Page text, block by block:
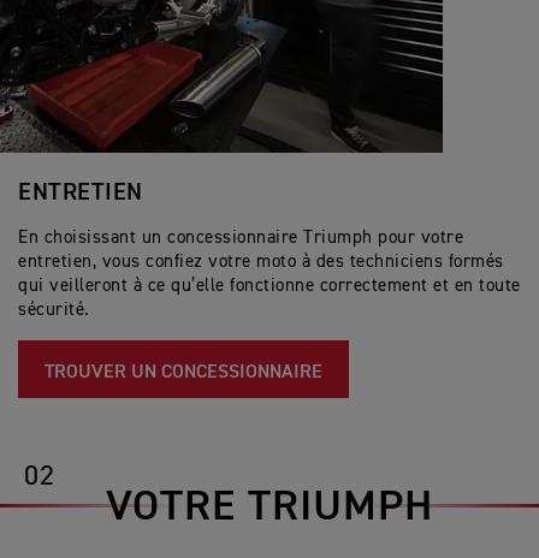
ENTRETIEN
En choisissant un concessionnaire Triumph pour votre
entretien, vous confiez votre moto à des techniciens formés
qui veilleront à ce qu’elle fonctionne correctement et en toute
sécurité.
TROUVER UN CONCESSIONNAIRE
02
VOTRE TRIUMPH